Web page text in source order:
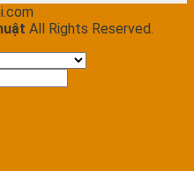
All Rights Reserved.